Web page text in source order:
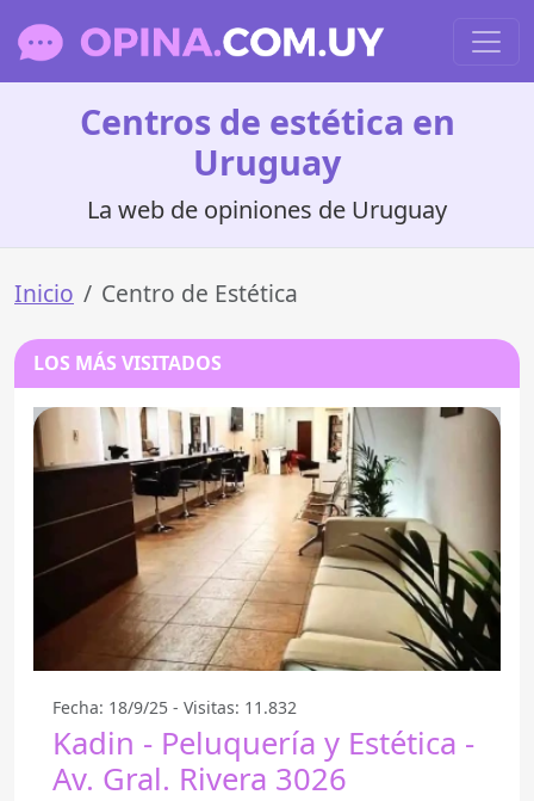
Centros de estética en
Uruguay
La web de opiniones de Uruguay
Inicio Centro de Estética
LOS MÁS VISITADOS
Fecha: 18/9/25 - Visitas: 11.832
Kadin - Peluquería y Estética -
Av. Gral. Rivera 3026